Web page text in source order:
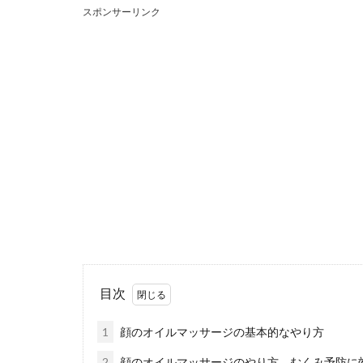
炊き込みご
お子さんや旦那
が、夏に炊き込
スポンサーリンク
目次
1 顔のオイルマッサージの基本的なやり方